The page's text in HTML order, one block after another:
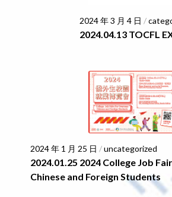
2024 年 3 月 4 日 /
2024.04.13 TOCFL
2024 年 1 月 25 日 /uncategorized
2024.01.25 2024 College Job
Chinese and Foreign Students